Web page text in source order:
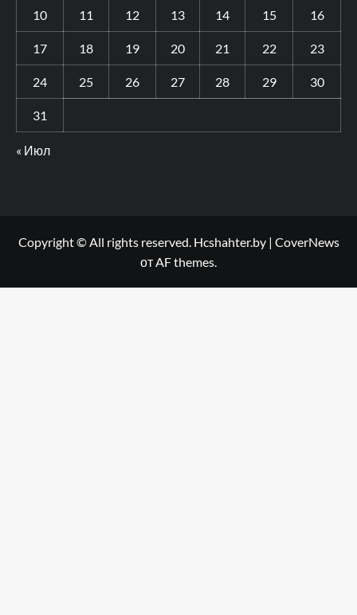
10 11 12 13 14 15 16
17 18 19 20 21 22 23
24 25 26 27 28 29 30
31
« Июл
Copyright © All rights reserved. Hcshahter.by | CoverNews
от AF themes.